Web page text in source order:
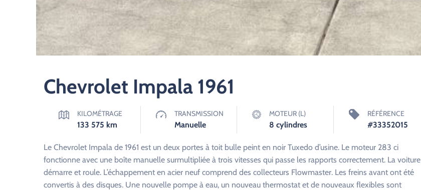
Chevrolet Impala 1961
KILOMÉTRAGE
133 575 km
TRANSMISSION
Manuelle
MOTEUR (L)
8 cylindres
RÉFÉRENCE
#33352015
Le Chevrolet Impala de 1961 est un deux portes à toit bulle peint en noir Tuxedo d’usine. Le moteur 283 ci
fonctionne avec une boîte manuelle surmultipliée à trois vitesses qui passe les rapports correctement. La voiture
démarre et roule. L’échappement en acier neuf comprend des collecteurs Flowmaster. Les freins avant ont été
convertis à des disques. Une nouvelle pompe à eau, un nouveau thermostat et de nouveaux flexibles sont